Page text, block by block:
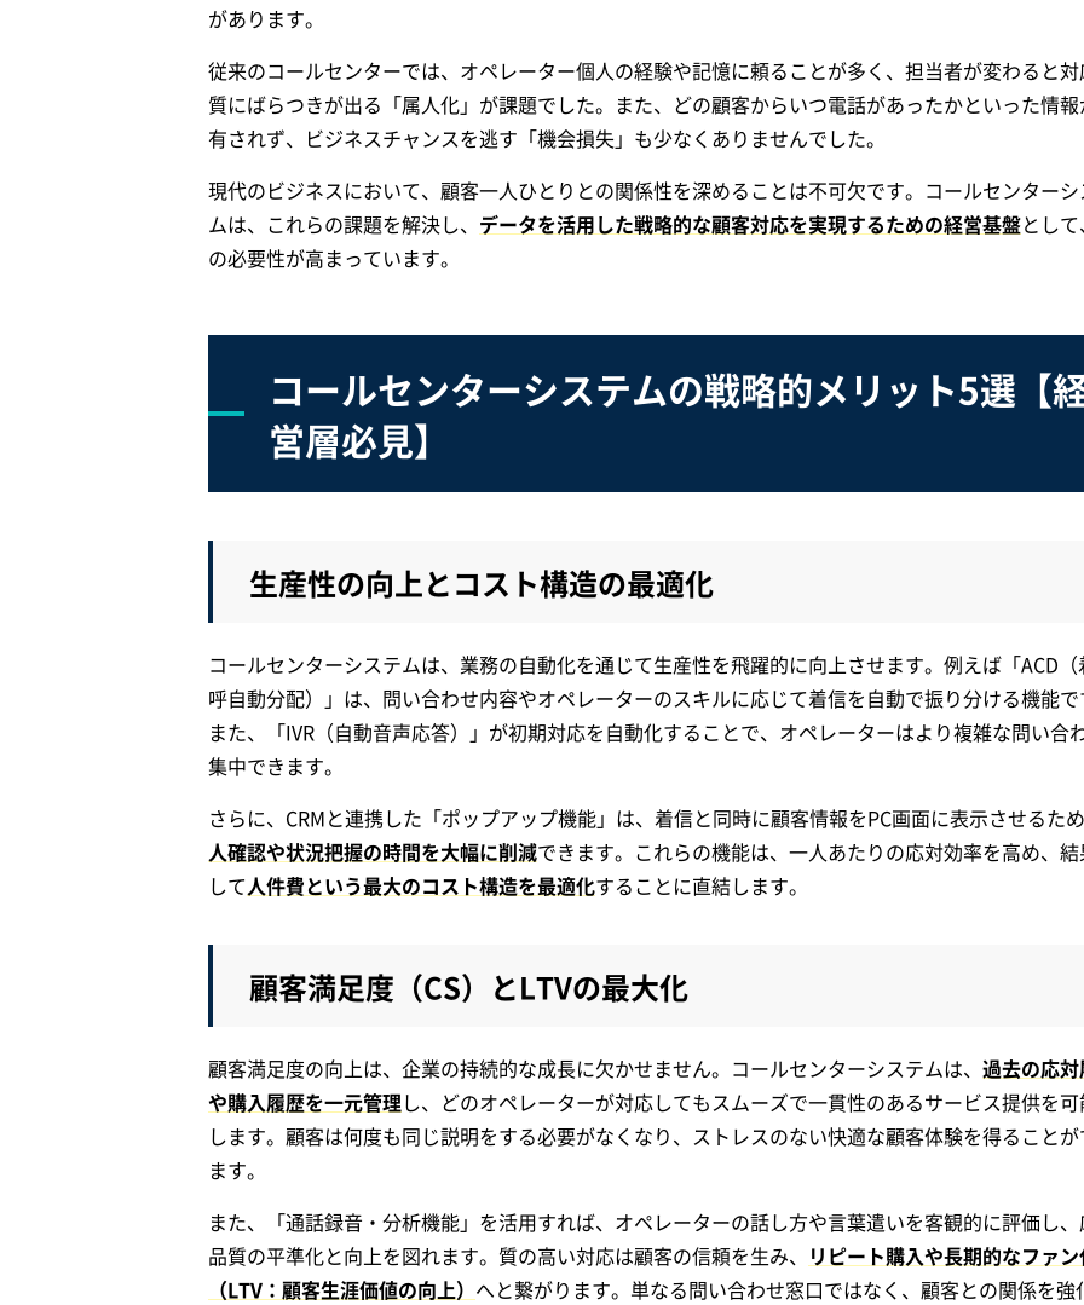
があります。
従来のコールセンターでは、オペレーター個人の経験や記憶に頼ることが多く、担当者が変わると対
質にばらつきが出る「属人化」が課題でした。また、どの顧客からいつ電話があったかといった情
有されず、ビジネスチャンスを逃す「機会損失」も少なくありませんでした。
現代のビジネスにおいて、顧客一人ひとりとの関係性を深めることは不可欠です。コールセンターシ
ムは、これらの課題を解決し、 データを活用した戦略的な顧客対応を実現するための経営基盤とし
の必要性が高まっています。
コールセンターシステムの戦略的メリット5選【
営層必見】
生産性の向上とコスト構造の最適化
コールセンターシステムは、業務の自動化を通じて生産性を飛躍的に向上させます。例えば「ACD（
呼自動分配）」は、問い合わせ内容やオペレーターのスキルに応じて着信を自動で振り分ける機能で
また、「IVR（自動音声応答）」が初期対応を自動化することで、オペレーターはより複雑な問い合
集中できます。
さらに、CRMと連携した「ポップアップ機能」は、着信と同時に顧客情報をPC画面に表示させるため
人確認や状況把握の時間を大幅に削減できます。これらの機能は、一人あたりの応対効率を高め、結
して人件費という最大のコスト構造を最適化することに直結します。
顧客満足度（CS）とLTVの最大化
顧客満足度の向上は、企業の持続的な成長に欠かせません。コールセンターシステムは、 過去の応
や購入履歴を一元管理し、どのオペレーターが対応してもスムーズで一貫性のあるサービス提供を可
します。顧客は何度も同じ説明をする必要がなくなり、ストレスのない快適な顧客体験を得ることが
ます。
また、「通話録音・分析機能」を活用すれば、オペレーターの話し方や言葉遣いを客観的に評価し
品質の平準化と向上を図れます。質の高い対応は顧客の信頼を生み、 リピート購入や長期的なファ
（LTV：顧客生涯価値の向上） へと繋がります。単なる問い合わせ窓口ではなく、顧客との関係を強